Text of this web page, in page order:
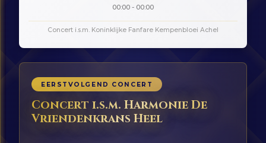
00:00 - 00:00
Concert i.s.m. Koninklijke Fanfare Kempenbloei Achel
EERSTVOLGEND CONCERT
Concert i.s.m. Harmonie De
Vriendenkrans Heel